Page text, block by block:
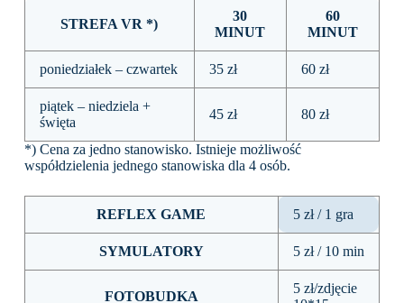
STREFA VR *)
30
MINUT
60
MINUT
poniedziałek – czwartek 35 zł 60 zł
piątek – niedziela +
święta
45 zł 80 zł
*) Cena za jedno stanowisko. Istnieje możliwość
współdzielenia jednego stanowiska dla 4 osób.
REFLEX GAME 5 zł / 1 gra
SYMULATORY 5 zł / 10 min
FOTOBUDKA
5 zł/zdjęcie